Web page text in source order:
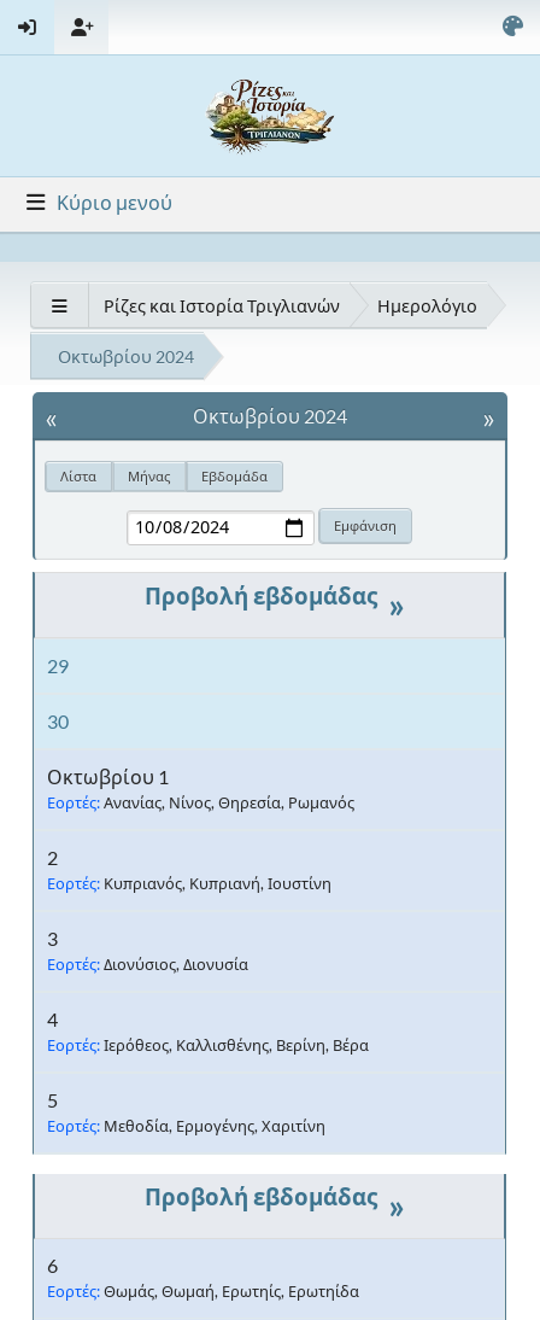
Κύριο μενού
Ρίζες και Ιστορία Τριγλιανών Ημερολόγιο
Οκτωβρίου 2024
« »
Οκτωβρίου 2024
Λίστα Μήνας Εβδομάδα
»
29
30
Οκτωβρίου 1
Εορτές:Ανανίας, Νίνος, Θηρεσία, Ρωμανός
2
Εορτές: Κυπριανός, Κυπριανή, Ιουστίνη
3
Εορτές:Διονύσιος, Διονυσία
4
Εορτές:Ιερόθεος, Καλλισθένης, Βερίνη, Βέρα
5
Εορτές: Μεθοδία, Ερμογένης, Χαριτίνη
»
6
Εορτές:Θωμάς, Θωμαή, Ερωτηίς, Ερωτηίδα